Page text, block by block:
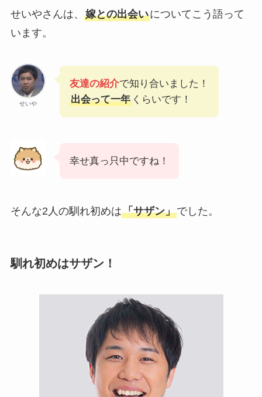
せいやさんは、 嫁との出会いについてこう語って
います。
せいや
友達の紹介で知り合いました！
出会って一年くらいです！
幸せ真っ只中ですね！
そんな2人の馴れ初めは「サザン」でした。
馴れ初めはサザン！